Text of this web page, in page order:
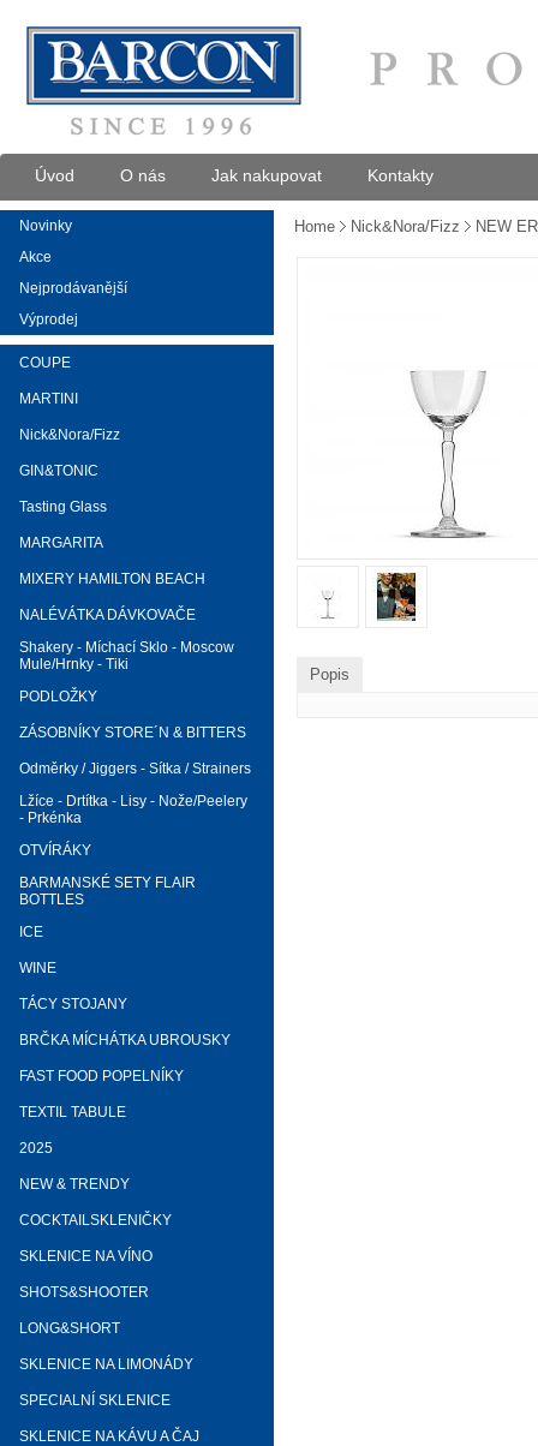
Úvod O nás Jak nakupovat Kontakty
Novinky
Akce
Nejprodávanější
Výprodej
COUPE
MARTINI
Nick&Nora/Fizz
GIN&TONIC
Tasting Glass
MARGARITA
MIXERY HAMILTON BEACH
NALÉVÁTKA DÁVKOVAČE
Shakery - Míchací Sklo - Moscow
Mule/Hrnky - Tiki
PODLOŽKY
ZÁSOBNÍKY STORE´N & BITTERS
Odměrky / Jiggers - Sítka / Strainers
Lžíce - Drtítka - Lisy - Nože/Peelery
- Prkénka
OTVÍRÁKY
BARMANSKÉ SETY FLAIR
BOTTLES
ICE
WINE
TÁCY STOJANY
BRČKA MÍCHÁTKA UBROUSKY
FAST FOOD POPELNÍKY
TEXTIL TABULE
2025
NEW & TRENDY
COCKTAILSKLENIČKY
SKLENICE NA VÍNO
SHOTS&SHOOTER
LONG&SHORT
SKLENICE NA LIMONÁDY
SPECIALNÍ SKLENICE
SKLENICE NA KÁVU A ČAJ
Home Nick&Nora/Fizz NEW
Popis